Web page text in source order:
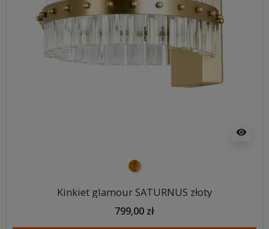
visibility
złoty
Kinkiet glamour SATURNUS złoty
799,00 zł